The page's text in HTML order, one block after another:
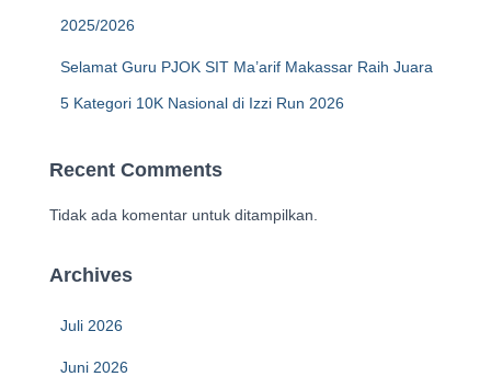
2025/2026
Selamat Guru PJOK SIT Ma’arif Makassar Raih Juara
5 Kategori 10K Nasional di Izzi Run 2026
Recent Comments
Tidak ada komentar untuk ditampilkan.
Archives
Juli 2026
Juni 2026